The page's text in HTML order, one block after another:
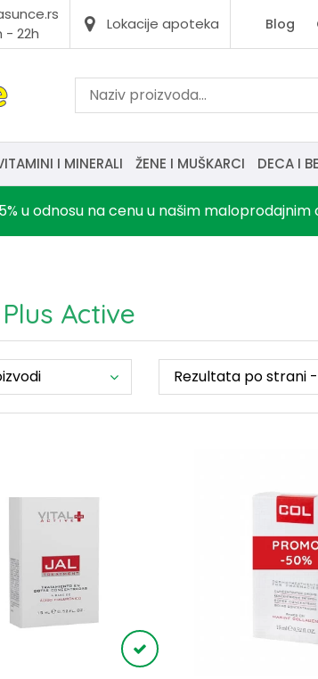
- 22h
Lokacije apoteka Blog
I MINERALI ŽENE I MUŠKARCI DECA I
u odnosu na cenu u našim maloprodajnim
Active